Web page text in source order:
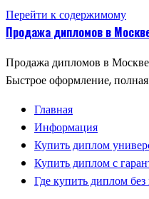
Перейти к содержимому
Продажа дипломов в
Продажа дипломов в
Быстрое оформление,
Главная
Информация
Купить диплом
Купить диплом с
Где купить диплом